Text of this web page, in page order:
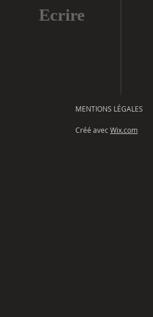
Ecrire
MENTIONS LÉGALES
Créé avecWix.com